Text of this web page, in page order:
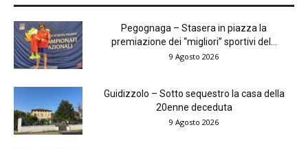
Pegognaga – Stasera in piazza la
premiazione dei “migliori” sportivi del...
9 Agosto 2026
Guidizzolo – Sotto sequestro la casa della
20enne deceduta
9 Agosto 2026